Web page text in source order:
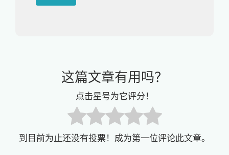
这篇文章有用吗？
点击星号为它评分！
到目前为止还没有投票！成为第一位评论此文章。